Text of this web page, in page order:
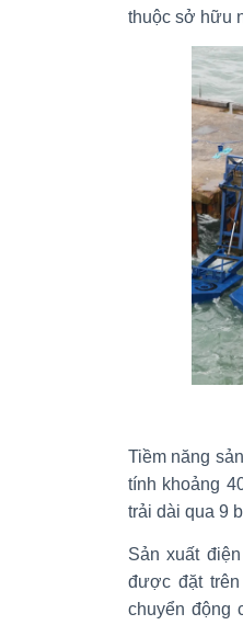
thuộc sở hữu
Tiềm năng
tính khoảng
trải dài qua 9
Sản xuất
được đặt
chuyển động